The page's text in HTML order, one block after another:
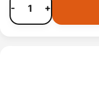
- +